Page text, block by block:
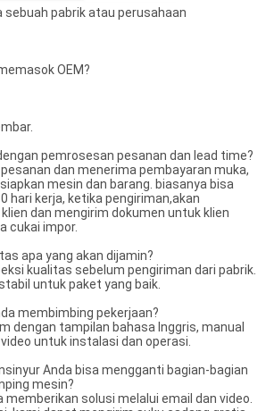
sebuah pabrik atau perusahaan
OEM?
pemrosesan pesanan dan lead time?
dan menerima pembayaran muka,
mesin dan barang. biasanya bisa
hari kerja, ketika pengiriman,akan
dan mengirim dokumen untuk klien
cukai impor.
apa yang akan dijamin?
kualitas sebelum pengiriman dari pabrik.
untuk paket yang baik.
membimbing pekerjaan?
dengan tampilan bahasa Inggris, manual
untuk instalasi dan operasi.
Anda bisa mengganti bagian-bagian
mesin?
memberikan solusi melalui email dan video.